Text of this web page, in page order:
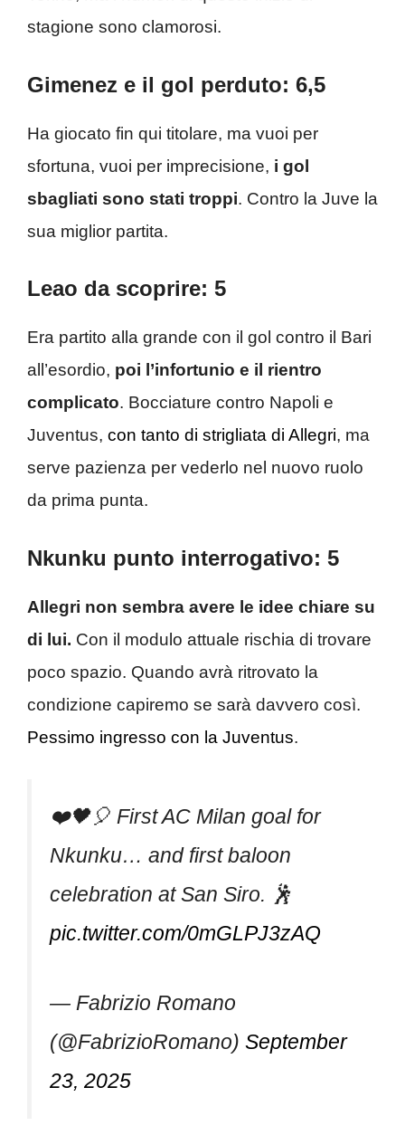
stagione sono clamorosi.
Gimenez e il gol perduto: 6,5
Ha giocato fin qui titolare, ma vuoi per
sfortuna, vuoi per imprecisione, i gol
sbagliati sono stati troppi. Contro la Juve la
sua miglior partita.
Leao da scoprire: 5
Era partito alla grande con il gol contro il Bari
all’esordio, poi l’infortunio e il rientro
complicato. Bocciature contro Napoli e
Juventus, con tanto di strigliata di Allegri, ma
serve pazienza per vederlo nel nuovo ruolo
da prima punta.
Nkunku punto interrogativo: 5
Allegri non sembra avere le idee chiare su
di lui. Con il modulo attuale rischia di trovare
poco spazio. Quando avrà ritrovato la
condizione capiremo se sarà davvero così.
Pessimo ingresso con la Juventus.
❤️🖤🎈 First AC Milan goal for
Nkunku… and first baloon
celebration at San Siro. 🕺
pic.twitter.com/0mGLPJ3zAQ
— Fabrizio Romano
(@FabrizioRomano) September
23, 2025